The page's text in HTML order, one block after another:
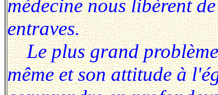
médecine nous libèrent
entraves.
Le plus grand problème
même et son attitude à